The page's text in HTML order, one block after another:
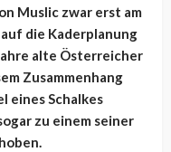
Muslic zwar erst am
die Kaderplanung
alte Österreicher
Zusammenhang
eines Schalkes
zu einem seiner